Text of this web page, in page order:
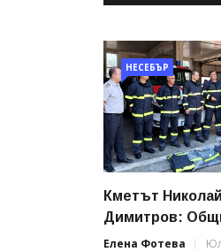
НЕСЕБЪР
Кметът Николай
Димитров:
Елена Фотева